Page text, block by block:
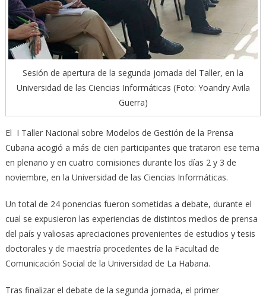
Sesión de apertura de la segunda jornada del Taller, en la
Universidad de las Ciencias Informáticas (Foto: Yoandry Avila
Guerra)
El I Taller Nacional sobre Modelos de Gestión de la Prensa
Cubana acogió a más de cien participantes que trataron ese tema
en plenario y en cuatro comisiones durante los días 2 y 3 de
noviembre, en la Universidad de las Ciencias Informáticas.
Un total de 24 ponencias fueron sometidas a debate, durante el
cual se expusieron las experiencias de distintos medios de prensa
del país y valiosas apreciaciones provenientes de estudios y tesis
doctorales y de maestría procedentes de la Facultad de
Comunicación Social de la Universidad de La Habana.
Tras finalizar el debate de la segunda jornada, el primer